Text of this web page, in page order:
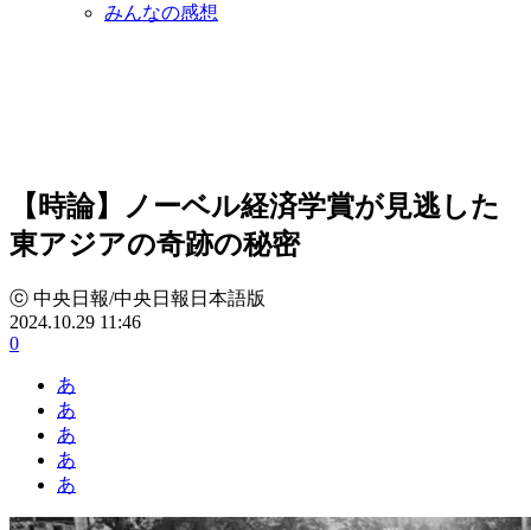
みんなの感想
【時論】ノーベル経済学賞が見逃した
東アジアの奇跡の秘密
ⓒ 中央日報/中央日報日本語版
2024.10.29 11:46
0
あ
あ
あ
あ
あ